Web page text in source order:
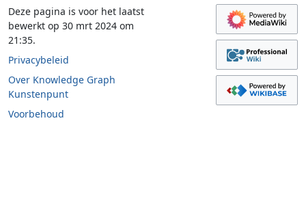
Deze pagina is voor het laatst
bewerkt op 30 mrt 2024 om
21:35.
Privacybeleid
Over Knowledge Graph
Kunstenpunt
Voorbehoud